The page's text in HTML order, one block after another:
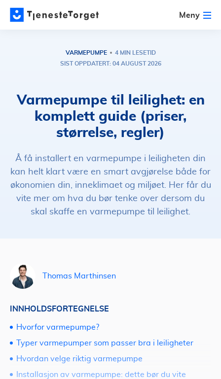
Meny
VARMEPUMPE
4 MIN LESETID
SIST OPPDATERT: 04 AUGUST 2026
Varmepumpe til leilighet: en
komplett guide (priser,
størrelse, regler)
Å få installert en varmepumpe i leiligheten din
kan helt klart være en smart avgjørelse både for
økonomien din, inneklimaet og miljøet. Her får du
vite mer om hva du bør tenke over dersom du
skal skaffe en varmepumpe til leilighet.
Thomas Marthinsen
INNHOLDSFORTEGNELSE
Hvorfor varmepumpe?
Typer varmepumper som passer bra i leiligheter
Hvordan velge riktig varmepumpe
Installasjon av varmepumpe: dette bør du vite